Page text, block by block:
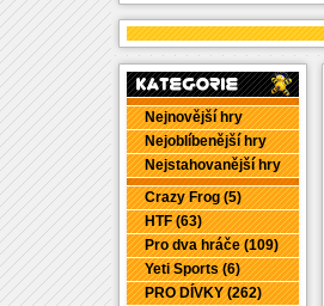
Nejnovější hry
Nejoblíbenější hry
Nejstahovanější hry
Crazy Frog (5)
HTF (63)
Pro dva hráče (109)
Yeti Sports (6)
PRO DÍVKY (262)